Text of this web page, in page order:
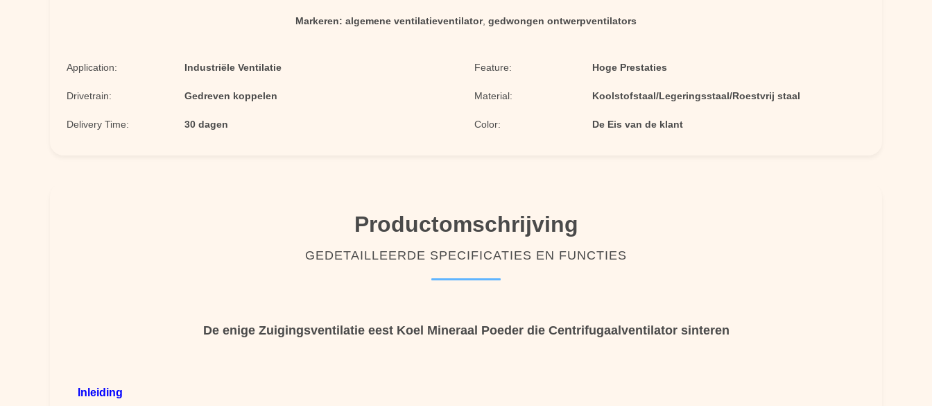
Markeren: algemene ventilatieventilator, gedwongen ontwerpventilators
Application: Industriële Ventilatie Feature: Hoge Prestaties
Drivetrain: Gedreven koppelen Material: Koolstofstaal/Legeringsstaal/Roestvrij staal
Delivery Time: 30 dagen Color: De Eis van de klant
Productomschrijving
GEDETAILLEERDE SPECIFICATIES EN FUNCTIES
De enige Zuigingsventilatie eest Koel Mineraal Poeder die Centrifugaalventilator sinteren
Inleiding